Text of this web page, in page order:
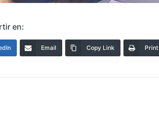
en:
Email Copy Link Print